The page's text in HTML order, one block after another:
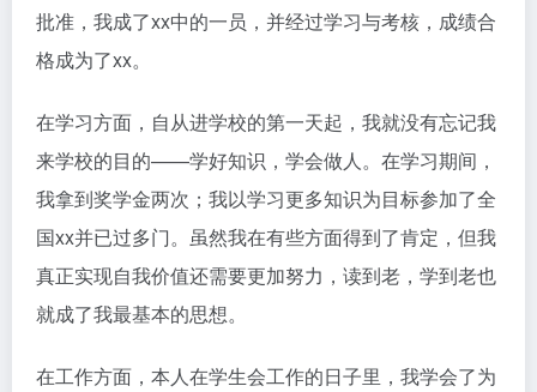
批准，我成了xx中的一员，并经过学习与考核，成绩合
格成为了xx。
在学习方面，自从进学校的第一天起，我就没有忘记我
来学校的目的——学好知识，学会做人。在学习期间，
我拿到奖学金两次；我以学习更多知识为目标参加了全
国xx并已过多门。虽然我在有些方面得到了肯定，但我
真正实现自我价值还需要更加努力，读到老，学到老也
就成了我最基本的思想。
在工作方面，本人在学生会工作的日子里，我学会了为